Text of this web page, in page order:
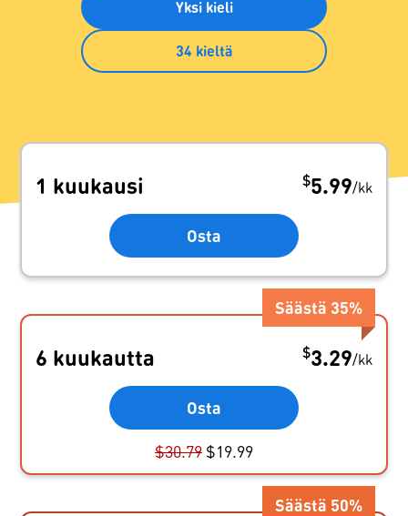
Yksi kieli
34 kieltä
1 kuukausi $5.99/kk
Osta
6 kuukautta $3.29/kk
Osta
$30.79 $19.99
Säästä 35%
Säästä 50%